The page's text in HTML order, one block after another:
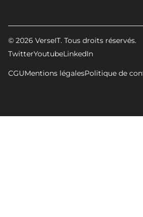
© 2026 VerseIT. Tous droits réservés.
TwitterYoutubeLinkedIn
CGUMentions légalesPolitique de